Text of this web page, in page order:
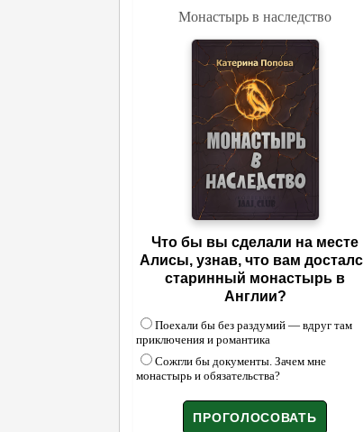
Монастырь в наследство
Что бы вы сделали на месте
Алисы, узнав, что вам
старинный монастырь в
Англии?
Поехали бы без раздумий — вдруг там
приключения и романтика
Сожгли бы документы. Зачем мне
монастырь и обязательства?